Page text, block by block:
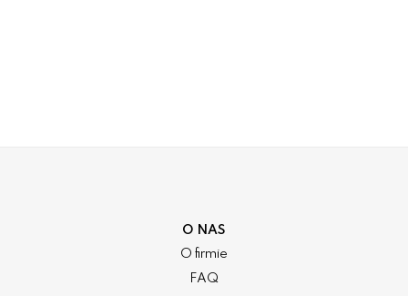
O NAS
O firmie
FAQ